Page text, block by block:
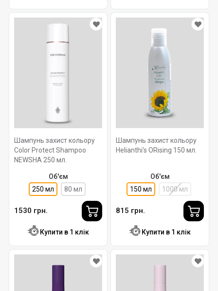
Шампунь захист кольору
Color Protect Shampoo
NEWSHA 250 мл.
Об'єм
250 мл
80 мл
1530 грн.
Купити в 1 клік
Шампунь захист кольору
Helianthi's ORising 150 мл.
Об'єм
150 мл
1000 мл
815 грн.
Купити в 1 клік